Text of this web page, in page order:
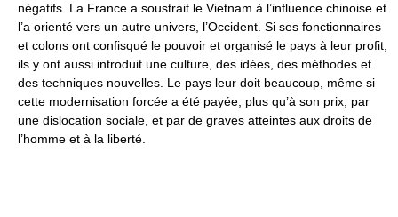
négatifs. La France a soustrait le Vietnam à l’influence chinoise et
l’a orienté vers un autre univers, l’Occident. Si ses fonctionnaires
et colons ont confisqué le pouvoir et organisé le pays à leur profit,
ils y ont aussi introduit une culture, des idées, des méthodes et
des techniques nouvelles. Le pays leur doit beaucoup, même si
cette modernisation forcée a été payée, plus qu’à son prix, par
une dislocation sociale, et par de graves atteintes aux droits de
l’homme et à la liberté.